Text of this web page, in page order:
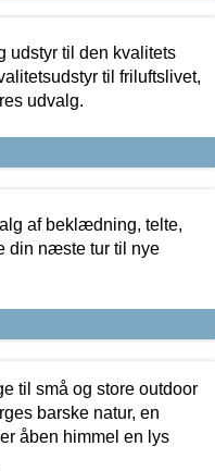
udstyr til den kvalitets
til friluftslivet,
udvalg.
af beklædning, telte,
din næste tur til nye
til små og store outdoor
barske natur, en
åben himmel en lys